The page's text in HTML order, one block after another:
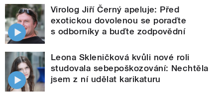
Virolog Jiří Černý apeluje: Před
exotickou dovolenou se poraďte
s odborníky a buďte zodpovědní
Leona Skleničková kvůli nové roli
studovala sebepoškozování: Nechtěla
jsem z ní udělat karikaturu